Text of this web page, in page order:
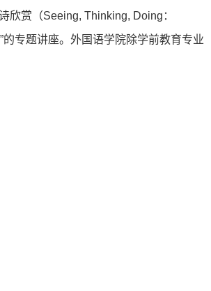
欣赏（Seeing, Thinking, Doing ：
的专题讲座。外国语学院除学前教育专业